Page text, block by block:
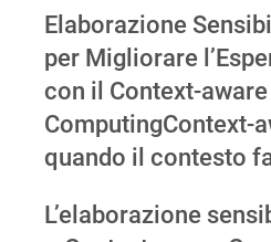
Servizi
Elaborazione
per Migliorare
con il Context-aware
ComputingContext-
quando il contesto
L’elaborazione